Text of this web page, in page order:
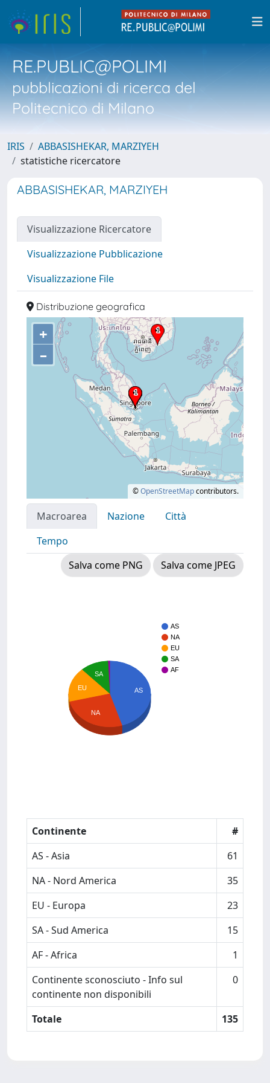
RE.PUBLIC@POLIMI
pubblicazioni di ricerca del
Politecnico di Milano
IRIS
ABBASISHEKAR, MARZIYEH
statistiche ricercatore
ABBASISHEKAR, MARZIYEH
Visualizzazione Ricercatore
Visualizzazione Pubblicazione
Visualizzazione File
Distribuzione geografica
+
–
©OpenStreetMapcontributors.
Macroarea Nazione
Città
Tempo
Salva come PNG
Salva come JPEG
AS
NA
EU
SA
AF
AS
SA
EU
NA
Continente
#
AS - Asia
61
NA - Nord America
35
EU - Europa
23
SA - Sud America
15
AF - Africa
1
Continente sconosciuto - Info sul
continente non disponibili
0
Totale 135